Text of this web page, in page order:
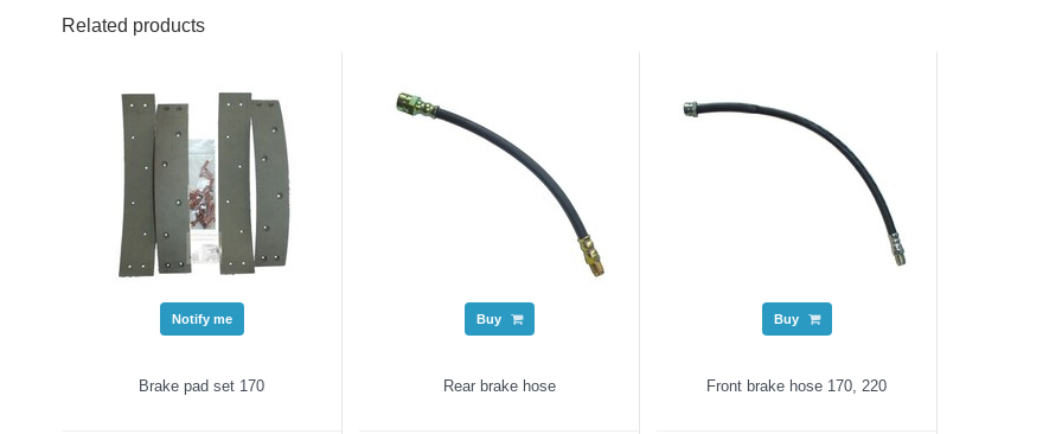
Related products
Notify me
Brake pad set 170
Buy
Rear brake hose
Buy
Front brake hose 170, 220